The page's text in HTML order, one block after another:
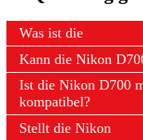
Was ist die
Kann die Nikon
Ist die Nikon D700
kompatibel?
Stellt die Nikon